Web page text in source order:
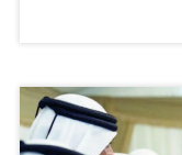
أحدث المعدات
مع أحدث الأسلحة
وكفاءة.